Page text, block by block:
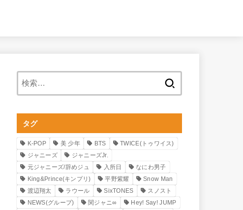
タグ
K-POP 美 少年 BTS
TWICE(トゥワイス)
ジャニーズ
ジャニーズJr.
元ジャニーズ/辞めジュ
入所日
なにわ男子
King&Prince(キンプリ)
平野紫耀
Snow Man
渡辺翔太
ラウール SixTONES
スノスト
NEWS(グループ)
関ジャニ∞
Hey! Say! JUMP